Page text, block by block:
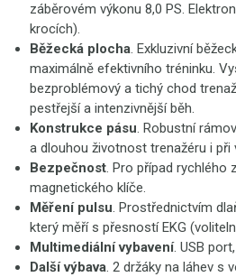
záběrovém výkonu 8,0 PS.
krocích).
Běžecká plocha. Exkluzivní
maximálně efektivního tréninku.
bezproblémový a tichý chod
pestřejší a intenzivnější běh.
Konstrukce pásu. Robustní
a dlouhou životnost trenažéru i při
Bezpečnost. Pro případ rychlého
magnetického klíče.
Měření pulsu. Prostřednictvím
který měří s přesností EKG
Multimediální vybavení. USB
Další výbava. 2 držáky na láhev s